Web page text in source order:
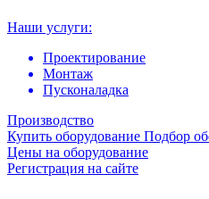
Наши услуги:
Проектирование
Монтаж
Пусконаладка
Производство
Купить оборудование Подбор
Цены на оборудование
Регистрация на сайте